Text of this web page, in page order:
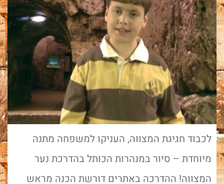
לכבוד חגיגת המצווה, העניקו למשפחה מתנה
מיוחדת – סיור במנהרות הכותל בהדרכת נער
המצווה! ההדרכה באתרים דורשת הכנה מראש